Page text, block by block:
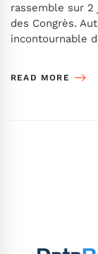
rassemble sur 2
des Congrès.
incontournable
READ MORE